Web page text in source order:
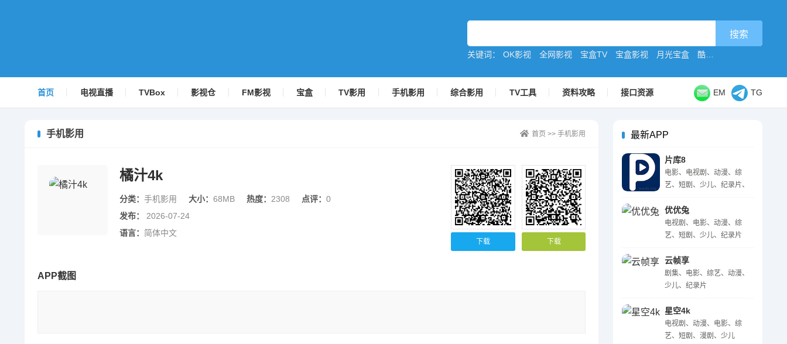
关键词： OK影视 全网影视 宝盒TV 宝盒影视 月光宝盒 酷9原版
首页 电视直播 TVBox 影视仓 FM影视 宝盒 TV影用 手机影用 综合影用 TV工具 资料攻略 接口资源 EM TG
最新APP
片库8
电影、电视剧、动漫、综
艺、短剧、少儿、纪录片、
优优兔
电视剧、电影、动漫、综
艺、短剧、少儿、纪录片
云帧享
剧集、电影、综艺、动漫、
少儿、纪录片
星空4k
电视剧、动漫、电影、综
艺、短剧、漫剧、少儿
手机影用 首页 >>手机影用
橘汁4k
分类： 手机影用 大小： 68MB 热度： 2308 点评： 0
发布：
2026-07-24
语言： 简体中文
下载 下载
APP截图